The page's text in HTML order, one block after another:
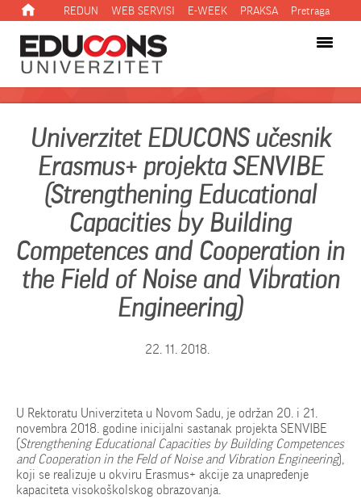
REDUN WEB SERVISI E-WEEK PRAKSA Pretraga
Univerzitet EDUCONS učesnik
Erasmus+ projekta SENVIBE
(Strengthening Educational
Capacities by Building
Competences and Cooperation in
the Field of Noise and Vibration
Engineering)
22. 11. 2018.
U Rektoratu Univerziteta u Novom Sadu, je održan 20. i 21.
novembra 2018. godine inicijalni sastanak projekta SENVIBE
(Strengthening Educational Capacities by Building Competences
and Cooperation in the Feld of Noise and Vibration Engineering),
koji se realizuje u okviru Erasmus+ akcije za unapređenje
kapaciteta visokoškolskog obrazovanja.